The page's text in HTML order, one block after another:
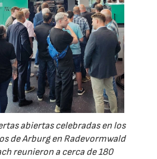
abiertas celebradas en los
de Arburg en Radevormwald
reunieron a cerca de 180